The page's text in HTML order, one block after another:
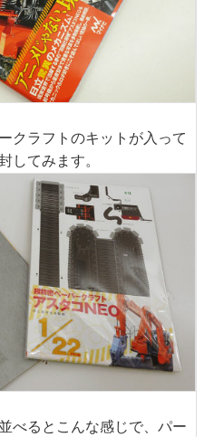
クラフトのキットが入って
してみます。
べるとこんな感じで、パー